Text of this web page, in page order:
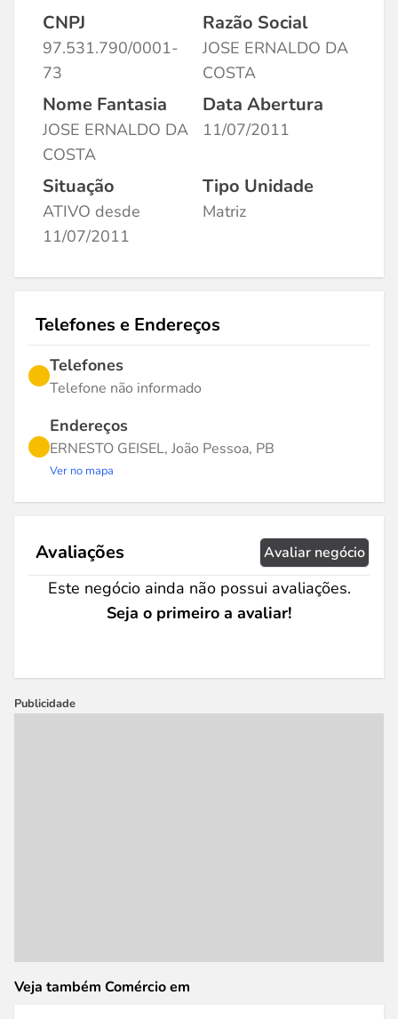
CNPJ
97.531.790/0001-
73
Razão Social
JOSE ERNALDO DA
COSTA
Nome Fantasia
JOSE ERNALDO DA
COSTA
Data Abertura
11/07/2011
Situação
ATIVO desde
11/07/2011
Tipo Unidade
Matriz
Telefones e Endereços
Telefones
Telefone não informado
Endereços
ERNESTO GEISEL, João Pessoa, PB
Ver no mapa
Avaliações Avaliar negócio
Este negócio ainda não possui avaliações.
Seja o primeiro a avaliar!
Publicidade
Veja também Comércio em